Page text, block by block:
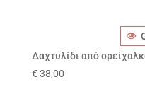
Δαχτυλίδι από
€ 38,00